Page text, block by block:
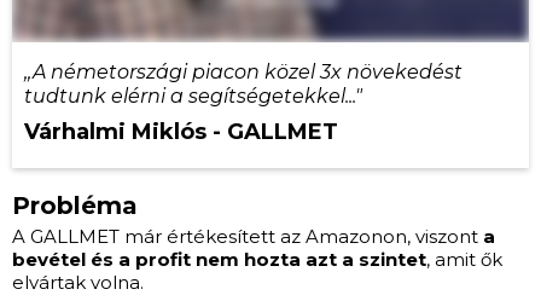
,,A németországi piacon közel 3x növekedést
tudtunk elérni a segítségetekkel..."
Várhalmi Miklós - GALLMET
Probléma
A GALLMET már értékesített az Amazonon, viszont a
bevétel és a profit nem hozta azt a szintet, amit ők
elvártak volna.